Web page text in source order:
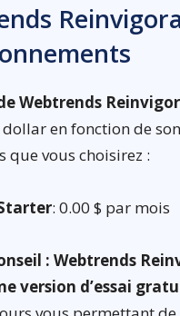
Webtrends
en fonction de
que vous choisirez :
: 0.00 $ par mois
: Webtrends
version d’essai